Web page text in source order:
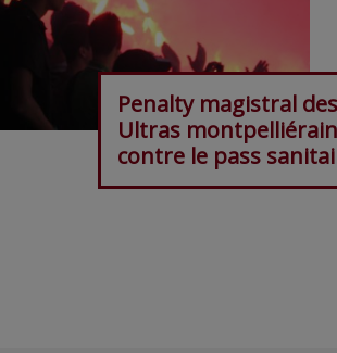
Penalty magistral des
Ultras
contre le pass